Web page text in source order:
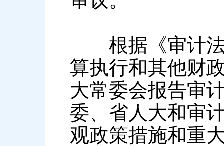
根据《审计法
算执行和其他财
大常委会报告审
委、省人大和审
观政策措施和重